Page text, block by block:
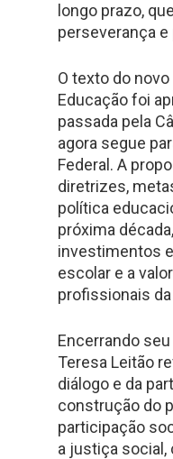
longo prazo,
perseverança e
O texto do
Educação foi
passada pela
agora segue
Federal. A
diretrizes,
política
próxima
investimentos
escolar e a
profissionais
Encerrando
Teresa Leitão
diálogo e da
construção do
participação
a justiça